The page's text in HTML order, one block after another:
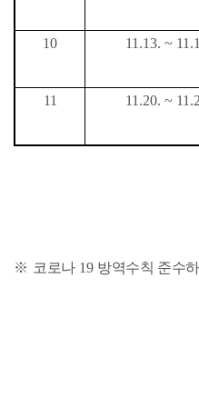
10 11.13. ~
11 11.20. ~
※ 코로나 19 방역수칙 준수